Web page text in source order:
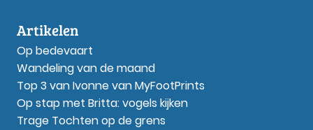
Artikelen
Op bedevaart
Wandeling van de maand
Top 3 van Ivonne van MyFootPrints
Op stap met Britta: vogels kijken
Trage Tochten op de grens